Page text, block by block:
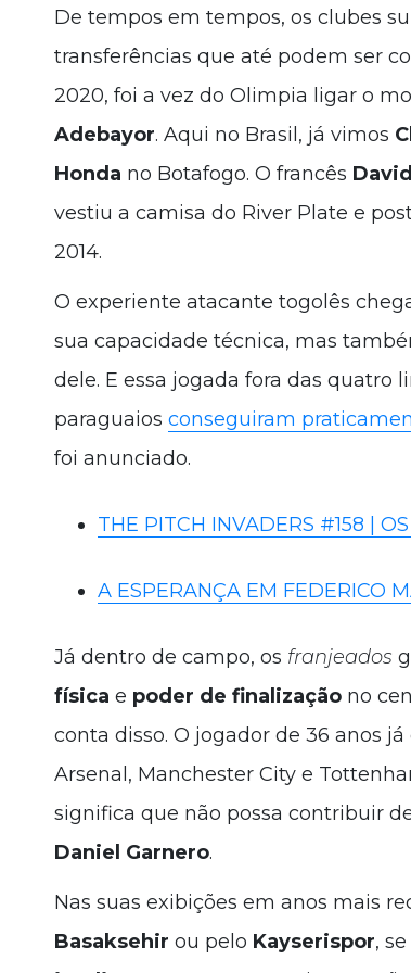
De tempos em tempos, os clubes
transferências que até podem ser
2020, foi a vez do Olimpia ligar o
Adebayor. Aqui no Brasil, já vimos
Honda no Botafogo. O francês
vestiu a camisa do River Plate e
2014.
O experiente atacante togolês
sua capacidade técnica, mas
dele. E essa jogada fora das quatro
paraguaios conseguiram
foi anunciado.
THE PITCH INVADERS #158 |
A ESPERANÇA EM FEDERICO
Já dentro de campo, os franjeados
física e poder de finalização no
conta disso. O jogador de 36 anos
Arsenal, Manchester City e
significa que não possa contribuir
Daniel Garnero.
Nas suas exibições em anos mais
Basaksehir ou pelo Kayserispor,